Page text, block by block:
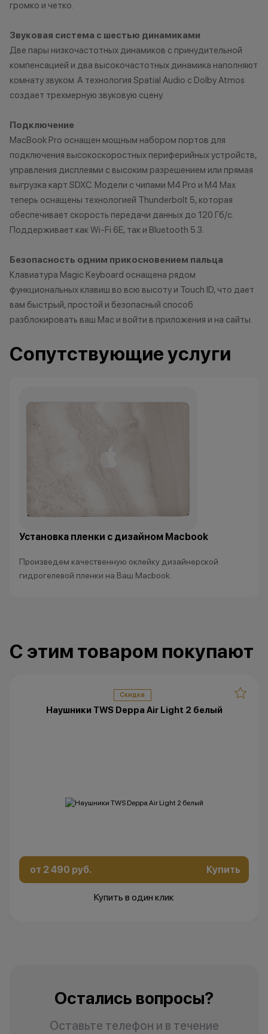
нарушение
обоснованные
•Организатор
громко и четко.
Звуковая система с шестью динамиками
Две пары низкочастотных динамиков с принудительной
компенсацией и два высокочастотных динамика наполняют
комнату звуком. А технология Spatial Audio с Dolby Atmos
создает трехмерную звуковую сцену.
Подключение
MacBook Pro оснащен мощным набором портов для
подключения высокоскоростных периферийных устройств,
управления дисплеями с высоким разрешением или прямая
выгрузка карт SDXC. Модели с чипами M4 Pro и M4 Max
теперь оснащены технологией Thunderbolt 5, которая
обеспечивает скорость передачи данных до 120 Гб/с.
Поддерживает как Wi-Fi 6E, так и Bluetooth 5.3.
Безопасность одним прикосновением пальца
Клавиатура Magic Keyboard оснащена рядом
функциональных клавиш во всю высоту и Touch ID, что дает
вам быстрый, простой и безопасный способ
разблокировать ваш Mac и войти в приложения и на сайты.
Сопутствующие услуги
Установка пленки с дизайном Macbook
Произведем качественную оклейку дизайнерской
гидрогелевой пленки на Ваш Macbook.
С этим товаром покупают
Скидка
Наушники TWS Deppa Air Light 2 белый
от 2 490 руб. Купить
Купить в один клик
Остались вопросы?
Оставьте телефон и в течение